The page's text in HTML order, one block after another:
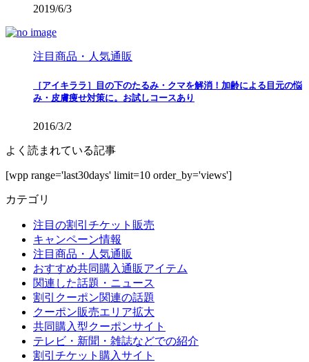
2019/6/3
注目商品・人気通販
［アイキララ］目の下のたるみ・クマを解消！加齢による目元の悩
み・皮膚痩せ対策に。お試しコースあり
2016/3/2
よく読まれている記事
[wpp range='last30days' limit=10 order_by='views']
カテゴリ
注目の割引チケット販売
キャンペーン情報
注目商品・人気通販
おすすめ共同購入通販アイテム
関連した話題・ニュース
割引クーポン関連の話題
クーポン販売エリア拡大
共同購入型クーポンサイト
テレビ・新聞・雑誌などでの紹介
割引チケット購入サイト